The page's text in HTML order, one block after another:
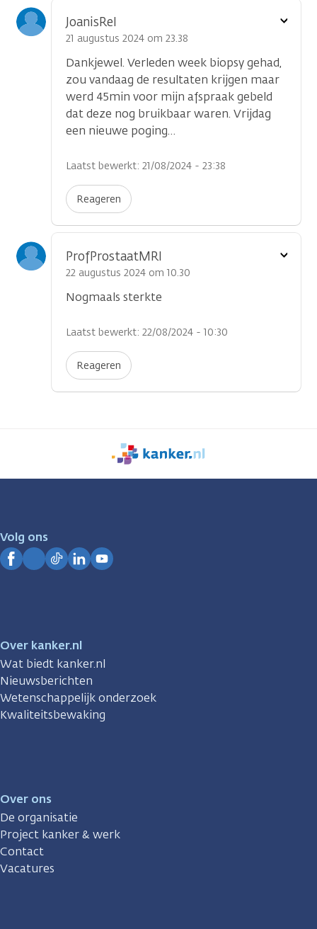
JoanisRel
21 augustus 2024 om 23.38
Dankjewel. Verleden week biopsy gehad,
zou vandaag de resultaten krijgen maar
werd 45min voor mijn afspraak gebeld
dat deze nog bruikbaar waren. Vrijdag
een nieuwe poging…
Laatst bewerkt: 21/08/2024 - 23:38
Reageren
Toon
ProfProstaatMRI
22 augustus 2024 om 10.30
Nogmaals sterkte
Laatst bewerkt: 22/08/2024 - 10:30
Reageren
Toon
We
zijn
Volg ons
Over kanker.nl
Wat biedt kanker.nl
Nieuwsberichten
Wetenschappelijk onderzoek
Kwaliteitsbewaking
Over ons
De organisatie
Project kanker & werk
Contact
Vacatures